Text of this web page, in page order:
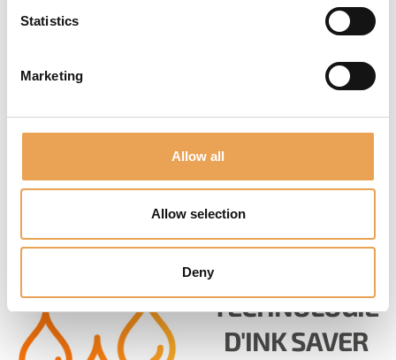
Statistics
Marketing
Allow all
Allow selection
Deny
prenons également en
d'accompagnement à
l'aide du Spectral Spot
que vous disposiez
PantoneLIVE.
TECHNOLOGIE
D'INK SAVER